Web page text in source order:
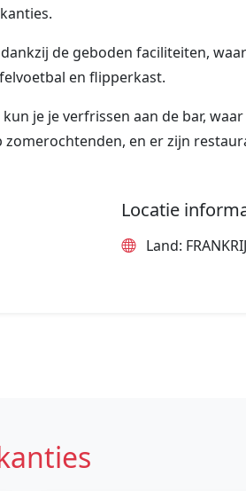
de geboden faciliteiten,
en flipperkast.
je je verfrissen aan de bar,
en er zijn
Locatie
Land: